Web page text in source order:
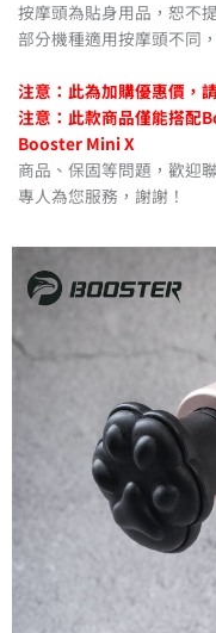
按摩頭為貼身用品，恕不
部分機種適用按摩頭不同
注意：此為加購優惠價，
注意：此款商品僅能搭配
Booster Mini X
商品、保固等問題，歡迎
專人為您服務，謝謝！